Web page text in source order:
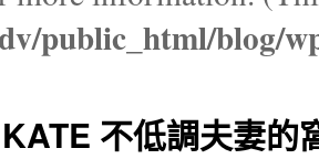
public_html/blog/
不低調夫妻的